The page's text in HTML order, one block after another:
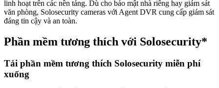
linh hoạt trên các nền tảng. Dù cho bảo mật nhà riêng hay giám sát
văn phòng, Solosecurity cameras với Agent DVR cung cấp giám sát
đáng tin cậy và an toàn.
Phần mềm tương thích với Solosecurity*
Tải phần mềm tương thích Solosecurity miễn phí
xuống